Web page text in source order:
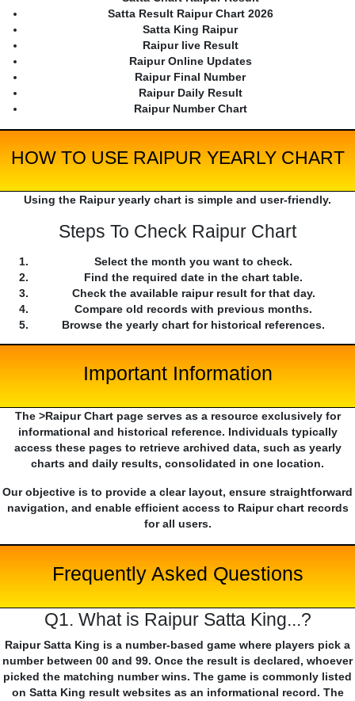
Satta Result Raipur Chart 2026
Satta King Raipur
Raipur live Result
Raipur Online Updates
Raipur Final Number
Raipur Daily Result
Raipur Number Chart
HOW TO USE RAIPUR YEARLY CHART
Using the Raipur yearly chart is simple and user-friendly.
Steps To Check Raipur Chart
Select the month you want to check.
Find the required date in the chart table.
Check the available raipur result for that day.
Compare old records with previous months.
Browse the yearly chart for historical references.
Important Information
The >Raipur Chart page serves as a resource exclusively for
informational and historical reference. Individuals typically
access these pages to retrieve archived data, such as yearly
charts and daily results, consolidated in one location.
Our objective is to provide a clear layout, ensure straightforward
navigation, and enable efficient access to Raipur chart records
for all users.
Frequently Asked Questions
Q1. What is Raipur Satta King...?
Raipur Satta King is a number-based game where players pick a
number between 00 and 99. Once the result is declared, whoever
picked the matching number wins. The game is commonly listed
on Satta King result websites as an informational record. The